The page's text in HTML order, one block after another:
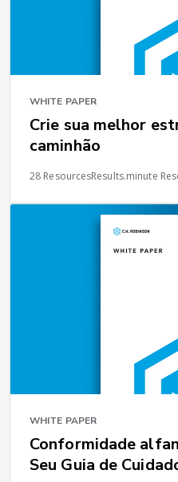
WHITE PAPER
Crie sua melhor
caminhão
28 ResourcesResults.minute
WHITE PAPER
Conformidade
Seu Guia de